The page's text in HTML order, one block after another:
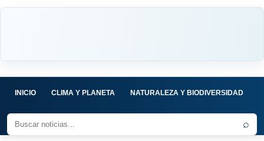
INICIO CLIMA Y PLANETA NATURALEZA Y BIODIVERSIDAD
⌕